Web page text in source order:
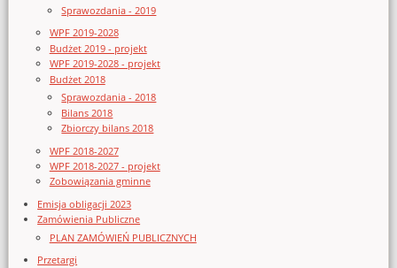
Sprawozdania - 2019
WPF 2019-2028
Budżet 2019 - projekt
WPF 2019-2028 - projekt
Budżet 2018
Sprawozdania - 2018
Bilans 2018
Zbiorczy bilans 2018
WPF 2018-2027
WPF 2018-2027 - projekt
Zobowiązania gminne
Emisja obligacji 2023
Zamówienia Publiczne
PLAN ZAMÓWIEŃ PUBLICZNYCH
Przetargi